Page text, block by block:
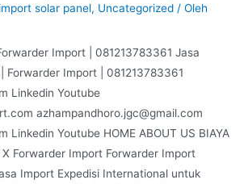
solar panel, Uncategorized/ Oleh
Import | 081213783361 Jasa
Forwarder Import | 081213783361
Linkedin Youtube
azhampandhoro.jgc@gmail.com
Linkedin Youtube HOME ABOUT US BIAYA
X Forwarder Import Forwarder Import
Import Expedisi International untuk